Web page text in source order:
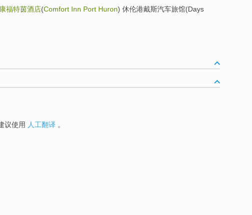
福特茵酒店(Comfort Inn Port Huron) 休伦港戴斯汽车旅馆(Days
议使用 人工翻译 。